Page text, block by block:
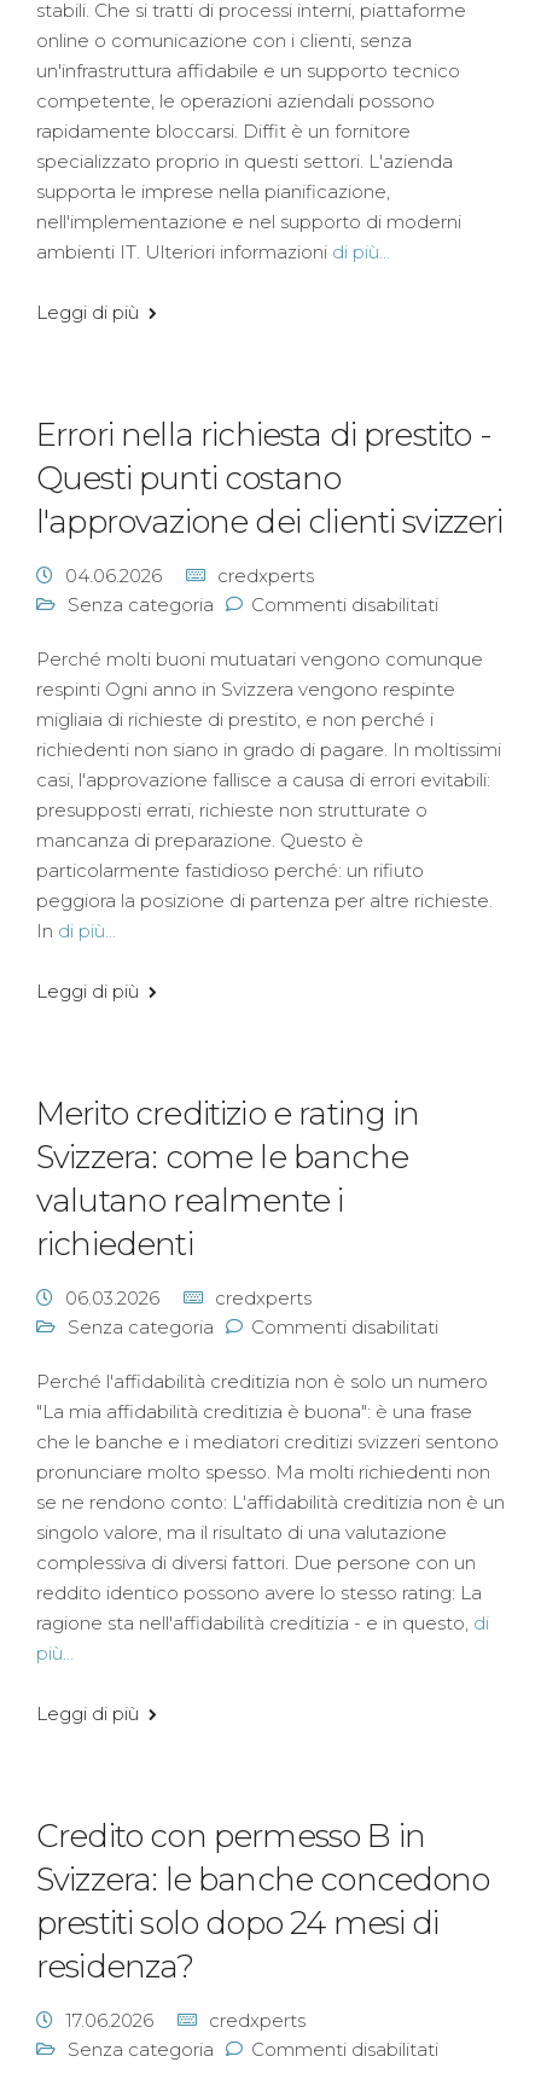
stabili. Che si tratti di processi interni, piattaforme
online o comunicazione con i clienti, senza
un'infrastruttura affidabile e un supporto tecnico
competente, le operazioni aziendali possono
rapidamente bloccarsi. Diffit è un fornitore
specializzato proprio in questi settori. L'azienda
supporta le imprese nella pianificazione,
nell'implementazione e nel supporto di moderni
ambienti IT. Ulteriori informazioni di più...
Leggi di più
Errori nella richiesta di prestito -
Questi punti costano
l'approvazione dei clienti svizzeri
04.06.2026
credxperts
Senza categoria
Commenti disabilitati
Perché molti buoni mutuatari vengono comunque
respinti Ogni anno in Svizzera vengono respinte
migliaia di richieste di prestito, e non perché i
richiedenti non siano in grado di pagare. In moltissimi
casi, l'approvazione fallisce a causa di errori evitabili:
presupposti errati, richieste non strutturate o
mancanza di preparazione. Questo è
particolarmente fastidioso perché: un rifiuto
peggiora la posizione di partenza per altre richieste.
In di più...
Leggi di più
Merito creditizio e rating in
Svizzera: come le banche
valutano realmente i
richiedenti
06.03.2026
credxperts
Senza categoria
Commenti disabilitati
Perché l'affidabilità creditizia non è solo un numero
"La mia affidabilità creditizia è buona": è una frase
che le banche e i mediatori creditizi svizzeri sentono
pronunciare molto spesso. Ma molti richiedenti non
se ne rendono conto: L'affidabilità creditizia non è un
singolo valore, ma il risultato di una valutazione
complessiva di diversi fattori. Due persone con un
reddito identico possono avere lo stesso rating: La
ragione sta nell'affidabilità creditizia - e in questo, di
più...
Leggi di più
Credito con permesso B in
Svizzera: le banche concedono
prestiti solo dopo 24 mesi di
residenza?
17.06.2026
credxperts
Senza categoria
Commenti disabilitati